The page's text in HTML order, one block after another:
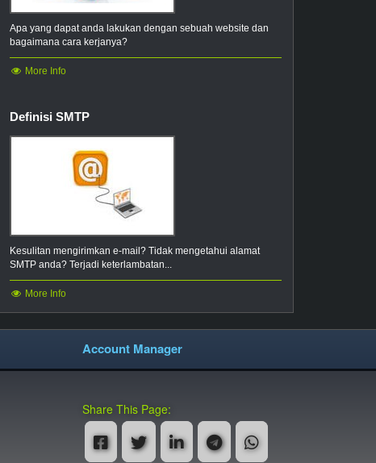
.estate
.exchange
.faith
.fans
.fish
.fitness
.forsale
.garden
.gift
.gives
.gratis
.guide
.host
.industries
Apa yang dapat anda lakukan dengan sebuah website dan
bagaimana cara kerjanya?
More Info
Definisi SMTP
Kesulitan mengirimkan e-mail? Tidak mengetahui alamat
SMTP anda? Terjadi keterlambatan...
More Info
Account Manager
Share This Page: